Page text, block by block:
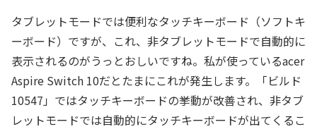
タブレットモードでは便利なタッチキーボード（ソフトキ
ーボード）ですが、これ、非タブレットモードで自動的に
表示されるのがうっとおしいですね。私が使っているacer
Aspire Switch 10だとたまにこれが発生します。「ビルド
10547」ではタッチキーボードの挙動が改善され、非タブ
レットモードでは自動的にタッチキーボードが出てくるこ